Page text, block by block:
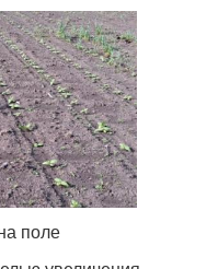
поле